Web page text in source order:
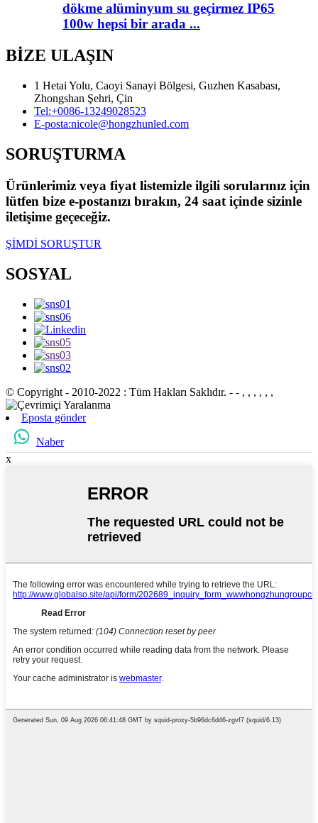
dökme alüminyum su geçirmez IP65
100w hepsi bir arada ...
BİZE ULAŞIN
1 Hetai Yolu, Caoyi Sanayi Bölgesi, Guzhen Kasabası,
Zhongshan Şehri, Çin
Tel:+0086-13249028523
E-posta:nicole@hongzhunled.com
SORUŞTURMA
Ürünlerimiz veya fiyat listemizle ilgili sorularınız için
lütfen bize e-postanızı bırakın, 24 saat içinde sizinle
iletişime geçeceğiz.
ŞİMDİ SORUŞTUR
SOSYAL
© Copyright - 2010-2022 : Tüm Hakları Saklıdır. - - , , , , , ,
Eposta gönder
Naber
x